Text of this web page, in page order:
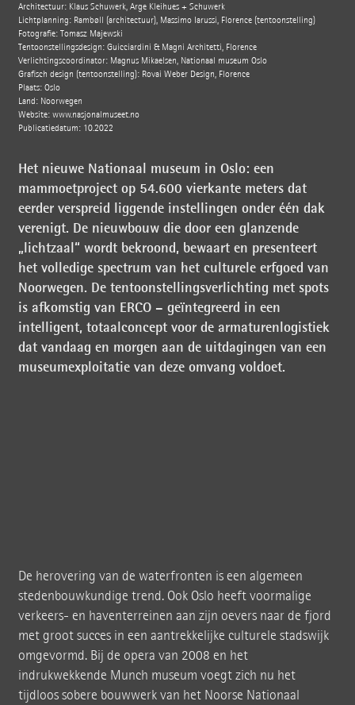
Architectuur: Klaus Schuwerk, Arge Kleihues + Schuwerk
Lichtplanning: Rambøll (architectuur), Massimo Iarussi, Florence (tentoonstelling)
Fotografie: Tomasz Majewski
Tentoonstellingsdesign: Guicciardini & Magni Architetti, Florence
Verlichtingscoördinator: Magnus Mikaelsen, Nationaal museum Oslo
Grafisch design (tentoonstelling): Rovai Weber Design, Florence
Plaats: Oslo
Land: Noorwegen
Website: www.nasjonalmuseet.no
Publicatiedatum: 10.2022
Het nieuwe Nationaal museum in Oslo: een
mammoetproject op 54.600 vierkante meters dat
eerder verspreid liggende instellingen onder één dak
verenigt. De nieuwbouw die door een glanzende
„lichtzaal“ wordt bekroond, bewaart en presenteert
het volledige spectrum van het culturele erfgoed van
Noorwegen. De tentoonstellingsverlichting met spots
is afkomstig van ERCO – geïntegreerd in een
intelligent, totaalconcept voor de armaturenlogistiek
dat vandaag en morgen aan de uitdagingen van een
museumexploitatie van deze omvang voldoet.
De herovering van de waterfronten is een algemeen
stedenbouwkundige trend. Ook Oslo heeft voormalige
verkeers- en haventerreinen aan zijn oevers naar de fjord
met groot succes in een aantrekkelijke culturele stadswijk
omgevormd. Bij de opera van 2008 en het
indrukwekkende Munch museum voegt zich nu het
tijdloos sobere bouwwerk van het Noorse Nationaal